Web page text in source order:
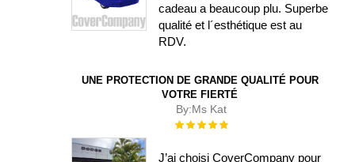
cadeau a beaucoup plu. Superbe
qualité et l´esthétique est au
RDV.
UNE PROTECTION DE GRANDE QUALITÉ POUR
VOTRE FIERTÉ
By:Ms Kat
Évaluation :
J’ai choisi CoverCompany pour